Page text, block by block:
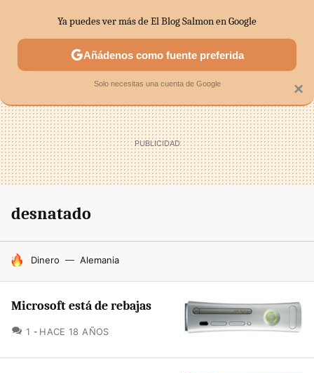
SECTORES ECONOMÍA DOMÉSTICA MERCADOS
desnatado
HOY SE HABLA DE
Dinero Alemania
Microsoft está de rebajas
1 COMENTARIOS
HACE 18 AÑOS
×
Ya puedes ver más de El Blog Salmon en Google
Añádenos como fuente preferida
Solo necesitas una cuenta de Google